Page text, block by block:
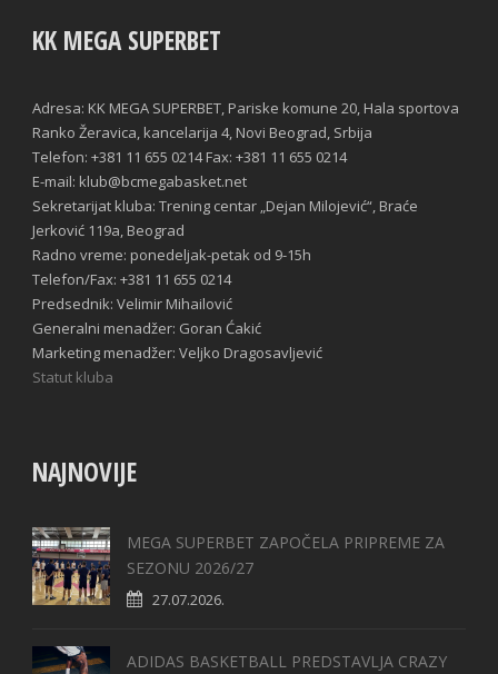
KK MEGA SUPERBET
Adresa: KK MEGA SUPERBET, Pariske komune 20, Hala sportova
Ranko Žeravica, kancelarija 4, Novi Beograd, Srbija
Telefon: +381 11 655 0214 Fax: +381 11 655 0214
E-mail: klub@bcmegabasket.net
Sekretarijat kluba: Trening centar „Dejan Milojević“, Braće
Jerković 119a, Beograd
Radno vreme: ponedeljak-petak od 9-15h
Telefon/Fax: +381 11 655 0214
Predsednik: Velimir Mihailović
Generalni menadžer: Goran Ćakić
Marketing menadžer: Veljko Dragosavljević
Statut kluba
NAJNOVIJE
MEGA SUPERBET ZAPOČELA PRIPREME ZA
SEZONU 2026/27
27.07.2026.
ADIDAS BASKETBALL PREDSTAVLJA CRAZY